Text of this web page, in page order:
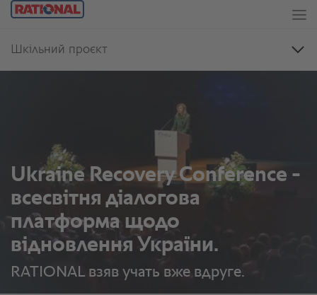
Ukraine Recovery Conference -
всесвітня діалогова
платформа щодо
відновлення України.
RATIONAL взяв учать вже вдруге.